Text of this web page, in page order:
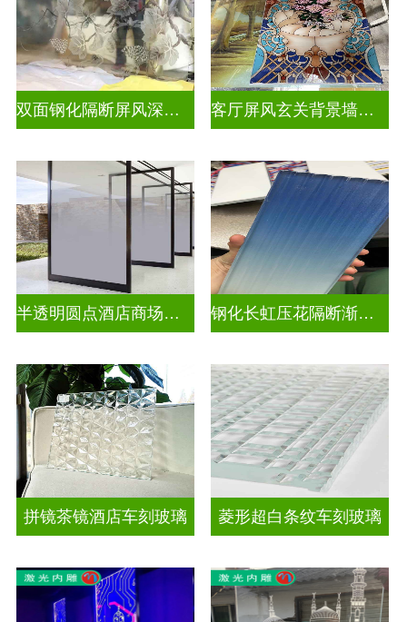
双面钢化隔断屏风深雕玻璃 客厅屏风玄关背景墙深雕浮雕玻璃
半透明圆点酒店商场渐变装饰玻璃 钢化长虹压花隔断渐变隔断装饰玻璃
拼镜茶镜酒店车刻玻璃 菱形超白条纹车刻玻璃